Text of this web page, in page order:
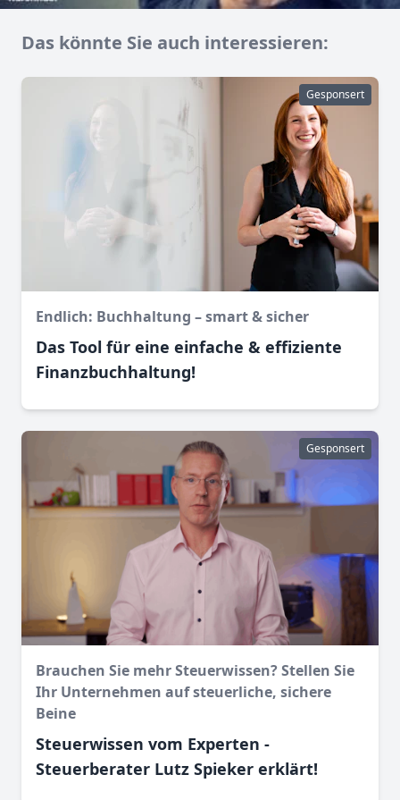
Das könnte Sie auch interessieren:
Gesponsert
Endlich: Buchhaltung – smart & sicher
Das Tool für eine einfache & effiziente
Finanz­buchhaltung!
Gesponsert
Brauchen Sie mehr Steuerwissen? Stellen Sie
Ihr Unternehmen auf steuerliche, sichere
Beine
Steuerwissen vom Experten -
Steuerberater Lutz Spieker erklärt!